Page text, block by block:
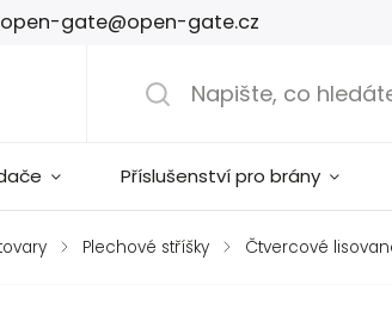
open-gate@open-gate.cz
Příslušenství pro brány
/ Plechové stříšky / Čtvercové